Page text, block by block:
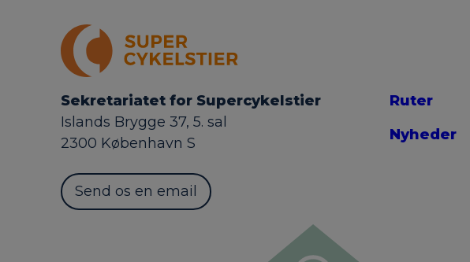
Sekretariatet for Supercykelstier
Islands Brygge 37, 5. sal
2300 København S
Send os en email
Ruter
Nyheder